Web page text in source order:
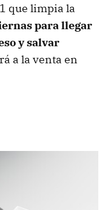
que limpia la
para llegar
y salvar
a la venta en